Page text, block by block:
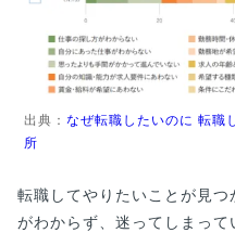
出典： なぜ転職したいのに 転職
所
転職してやりたいことが見
がわからず、迷ってしまって